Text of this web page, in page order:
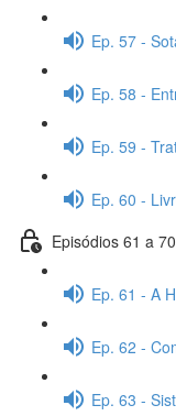
Ep. 57 -
Ep. 58 -
Ep. 59 -
Ep. 60 -
Episódios 61 a 70
Ep. 61 - A
Ep. 62 -
Ep. 63 -